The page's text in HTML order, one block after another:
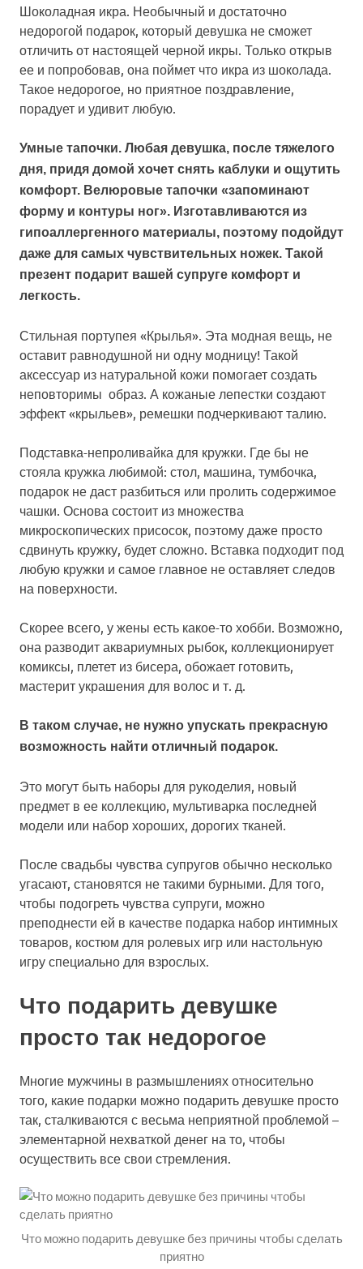
Шоколадная икра. Необычный и достаточно
недорогой подарок, который девушка не сможет
отличить от настоящей черной икры. Только открыв
ее и попробовав, она поймет что икра из шоколада.
Такое недорогое, но приятное поздравление,
порадует и удивит любую.
Умные тапочки. Любая девушка, после тяжелого
дня, придя домой хочет снять каблуки и ощутить
комфорт. Велюровые тапочки «запоминают
форму и контуры ног». Изготавливаются из
гипоаллергенного материалы, поэтому подойдут
даже для самых чувствительных ножек. Такой
презент подарит вашей супруге комфорт и
легкость.
Стильная портупея «Крылья». Эта модная вещь, не
оставит равнодушной ни одну модницу! Такой
аксессуар из натуральной кожи помогает создать
неповторимы образ. А кожаные лепестки создают
эффект «крыльев», ремешки подчеркивают талию.
Подставка-непроливайка для кружки. Где бы не
стояла кружка любимой: стол, машина, тумбочка,
подарок не даст разбиться или пролить содержимое
чашки. Основа состоит из множества
микроскопических присосок, поэтому даже просто
сдвинуть кружку, будет сложно. Вставка подходит под
любую кружки и самое главное не оставляет следов
на поверхности.
Скорее всего, у жены есть какое-то хобби. Возможно,
она разводит аквариумных рыбок, коллекционирует
комиксы, плетет из бисера, обожает готовить,
мастерит украшения для волос и т. д.
В таком случае, не нужно упускать прекрасную
возможность найти отличный подарок.
Это могут быть наборы для рукоделия, новый
предмет в ее коллекцию, мультиварка последней
модели или набор хороших, дорогих тканей.
После свадьбы чувства супругов обычно несколько
угасают, становятся не такими бурными. Для того,
чтобы подогреть чувства супруги, можно
преподнести ей в качестве подарка набор интимных
товаров, костюм для ролевых игр или настольную
игру специально для взрослых.
Что подарить девушке
просто так недорогое
Многие мужчины в размышлениях относительно
того, какие подарки можно подарить девушке просто
так, сталкиваются с весьма неприятной проблемой –
элементарной нехваткой денег на то, чтобы
осуществить все свои стремления.
Что можно подарить девушке без причины чтобы сделать
приятно